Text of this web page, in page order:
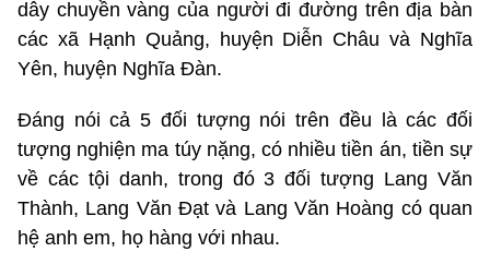
dây chuyền vàng của người đi đường trên địa bàn
các xã Hạnh Quảng, huyện Diễn Châu và Nghĩa
Yên, huyện Nghĩa Đàn.
Đáng nói cả 5 đối tượng nói trên đều là các đối
tượng nghiện ma túy nặng, có nhiều tiền án, tiền sự
về các tội danh, trong đó 3 đối tượng Lang Văn
Thành, Lang Văn Đạt và Lang Văn Hoàng có quan
hệ anh em, họ hàng với nhau.